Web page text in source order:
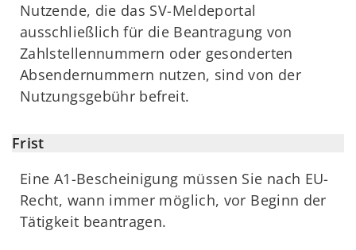
Nutzende, die das SV-Meldeportal
ausschließlich für die Beantragung von
Zahlstellennummern oder gesonderten
Absendernummern nutzen, sind von der
Nutzungsgebühr befreit.
Frist
Eine A1-Bescheinigung müssen Sie nach EU-
Recht, wann immer möglich, vor Beginn der
Tätigkeit beantragen.